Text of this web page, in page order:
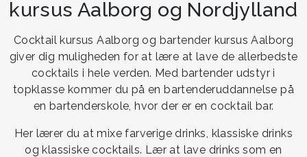
kursus Aalborg og Nordjylland
Cocktail kursus Aalborg og bartender kursus Aalborg
giver dig muligheden for at lære at lave de allerbedste
cocktails i hele verden. Med bartender udstyr i
topklasse kommer du på en bartenderuddannelse på
en bartenderskole, hvor der er en cocktail bar.
Her lærer du at mixe farverige drinks, klassiske drinks
og klassiske cocktails. Lær at lave drinks som en